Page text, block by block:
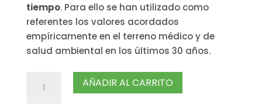
tiempo. Para ello se han utilizado como
referentes los valores acordados
empíricamente en el terreno médico y de
salud ambiental en los últimos 30 años.
Geovital
AÑADIR AL CARRITO